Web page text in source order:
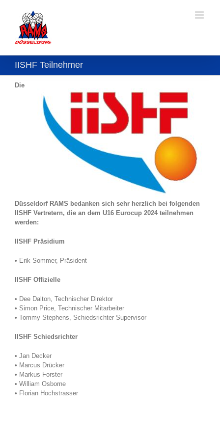
IISHF Teilnehmer
Die
Düsseldorf RAMS bedanken sich sehr herzlich bei folgenden
IISHF Vertretern, die an dem U16 Eurocup 2024 teilnehmen
werden:
IISHF Präsidium
• Erik Sommer, Präsident
IISHF Offizielle
• Dee Dalton, Technischer Direktor
• Simon Price, Technischer Mitarbeiter
• Tommy Stephens, Schiedsrichter Supervisor
IISHF Schiedsrichter
• Jan Decker
• Marcus Drücker
• Markus Forster
• William Osborne
• Florian Hochstrasser